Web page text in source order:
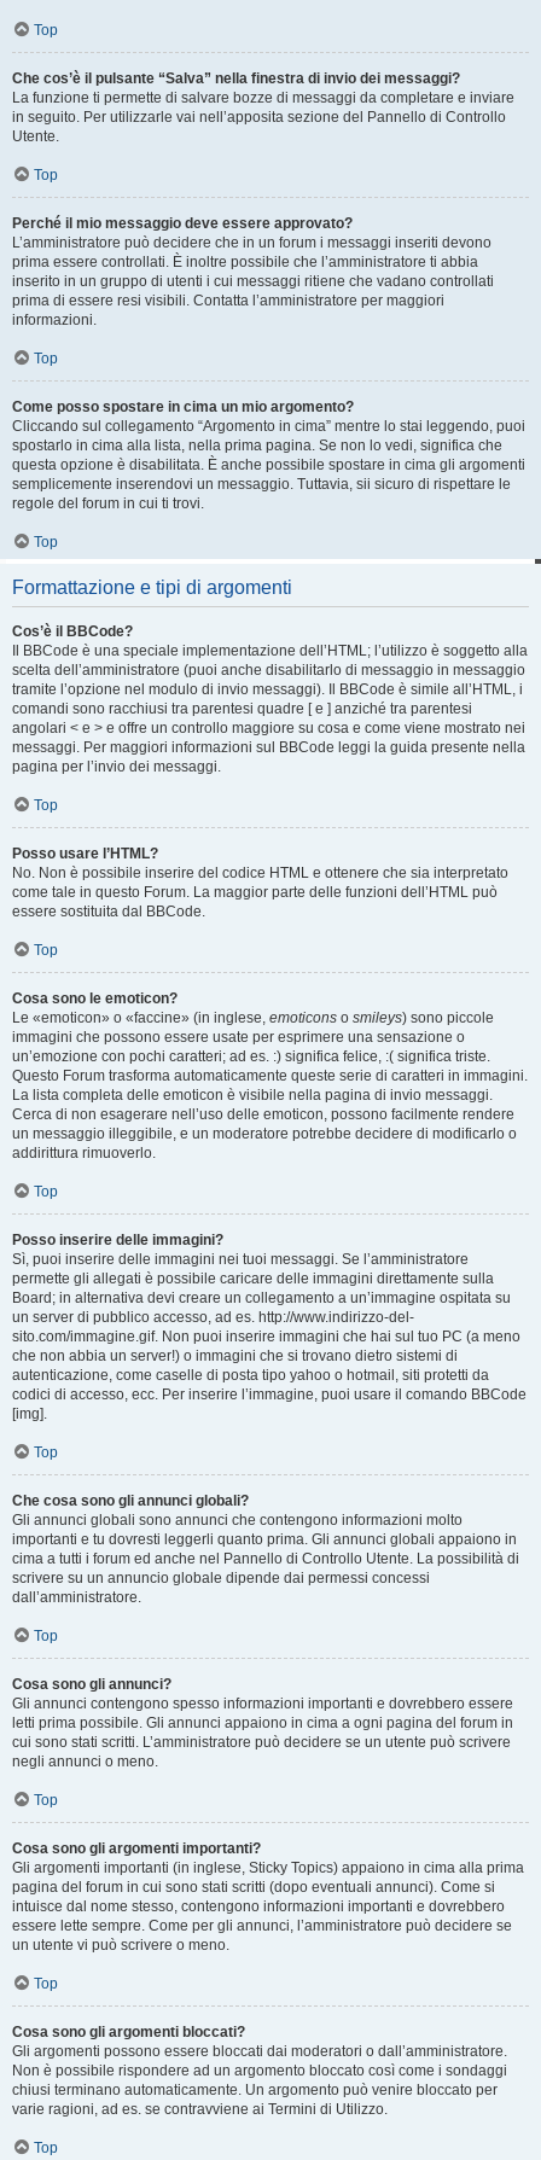
Top
Che cos’è il pulsante “Salva” nella finestra di invio dei messaggi?
La funzione ti permette di salvare bozze di messaggi da completare e inviare
in seguito. Per utilizzarle vai nell’apposita sezione del Pannello di Controllo
Utente.
Top
Perché il mio messaggio deve essere approvato?
L’amministratore può decidere che in un forum i messaggi inseriti devono
prima essere controllati. È inoltre possibile che l’amministratore ti abbia
inserito in un gruppo di utenti i cui messaggi ritiene che vadano controllati
prima di essere resi visibili. Contatta l’amministratore per maggiori
informazioni.
Top
Come posso spostare in cima un mio argomento?
Cliccando sul collegamento “Argomento in cima” mentre lo stai leggendo, puoi
spostarlo in cima alla lista, nella prima pagina. Se non lo vedi, significa che
questa opzione è disabilitata. È anche possibile spostare in cima gli argomenti
semplicemente inserendovi un messaggio. Tuttavia, sii sicuro di rispettare le
regole del forum in cui ti trovi.
Top
Formattazione e tipi di argomenti
Cos’è il BBCode?
Il BBCode è una speciale implementazione dell’HTML; l’utilizzo è soggetto alla
scelta dell’amministratore (puoi anche disabilitarlo di messaggio in messaggio
tramite l’opzione nel modulo di invio messaggi). Il BBCode è simile all’HTML, i
comandi sono racchiusi tra parentesi quadre [ e ] anziché tra parentesi
angolari < e > e offre un controllo maggiore su cosa e come viene mostrato nei
messaggi. Per maggiori informazioni sul BBCode leggi la guida presente nella
pagina per l’invio dei messaggi.
Top
Posso usare l’HTML?
No. Non è possibile inserire del codice HTML e ottenere che sia interpretato
come tale in questo Forum. La maggior parte delle funzioni dell’HTML può
essere sostituita dal BBCode.
Top
Cosa sono le emoticon?
Le «emoticon» o «faccine» (in inglese, emoticons o smileys) sono piccole
immagini che possono essere usate per esprimere una sensazione o
un’emozione con pochi caratteri; ad es. :) significa felice, :( significa triste.
Questo Forum trasforma automaticamente queste serie di caratteri in immagini.
La lista completa delle emoticon è visibile nella pagina di invio messaggi.
Cerca di non esagerare nell’uso delle emoticon, possono facilmente rendere
un messaggio illeggibile, e un moderatore potrebbe decidere di modificarlo o
addirittura rimuoverlo.
Top
Posso inserire delle immagini?
Sì, puoi inserire delle immagini nei tuoi messaggi. Se l’amministratore
permette gli allegati è possibile caricare delle immagini direttamente sulla
Board; in alternativa devi creare un collegamento a un’immagine ospitata su
un server di pubblico accesso, ad es. http://www.indirizzo-del-
sito.com/immagine.gif. Non puoi inserire immagini che hai sul tuo PC (a meno
che non abbia un server!) o immagini che si trovano dietro sistemi di
autenticazione, come caselle di posta tipo yahoo o hotmail, siti protetti da
codici di accesso, ecc. Per inserire l’immagine, puoi usare il comando BBCode
[img].
Top
Che cosa sono gli annunci globali?
Gli annunci globali sono annunci che contengono informazioni molto
importanti e tu dovresti leggerli quanto prima. Gli annunci globali appaiono in
cima a tutti i forum ed anche nel Pannello di Controllo Utente. La possibilità di
scrivere su un annuncio globale dipende dai permessi concessi
dall’amministratore.
Top
Cosa sono gli annunci?
Gli annunci contengono spesso informazioni importanti e dovrebbero essere
letti prima possibile. Gli annunci appaiono in cima a ogni pagina del forum in
cui sono stati scritti. L’amministratore può decidere se un utente può scrivere
negli annunci o meno.
Top
Cosa sono gli argomenti importanti?
Gli argomenti importanti (in inglese, Sticky Topics) appaiono in cima alla prima
pagina del forum in cui sono stati scritti (dopo eventuali annunci). Come si
intuisce dal nome stesso, contengono informazioni importanti e dovrebbero
essere lette sempre. Come per gli annunci, l’amministratore può decidere se
un utente vi può scrivere o meno.
Top
Cosa sono gli argomenti bloccati?
Gli argomenti possono essere bloccati dai moderatori o dall’amministratore.
Non è possibile rispondere ad un argomento bloccato così come i sondaggi
chiusi terminano automaticamente. Un argomento può venire bloccato per
varie ragioni, ad es. se contravviene ai Termini di Utilizzo.
Top